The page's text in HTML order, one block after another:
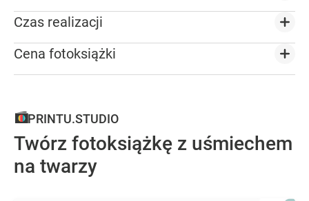
Czas realizacji
Cena fotoksiążki
PRINTU.STUDIO
Twórz fotoksiążkę z uśmiechem
na twarzy